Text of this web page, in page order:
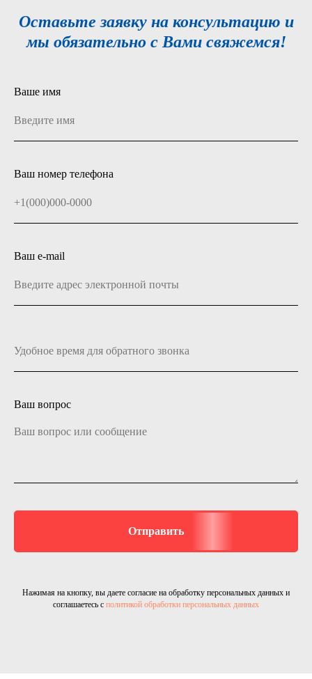
Оставьте заявку на консультацию и
мы обязательно с Вами свяжемся!
Ваше имя
Ваш номер телефона
Ваш e-mail
Ваш вопрос
Отправить
Нажимая на кнопку, вы даете согласие на обработку персональных данных и
соглашаетесь c политикой обработки персональных данных